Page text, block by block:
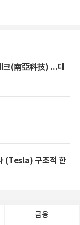
크(南亞科技) ...대
구조적 한
금융